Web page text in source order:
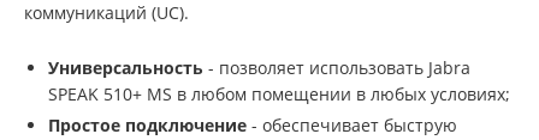
коммуникаций (UC).
Универсальность - позволяет использовать Jabra
SPEAK 510+ MS в любом помещении в любых условиях;
Простое подключение - обеспечивает быструю